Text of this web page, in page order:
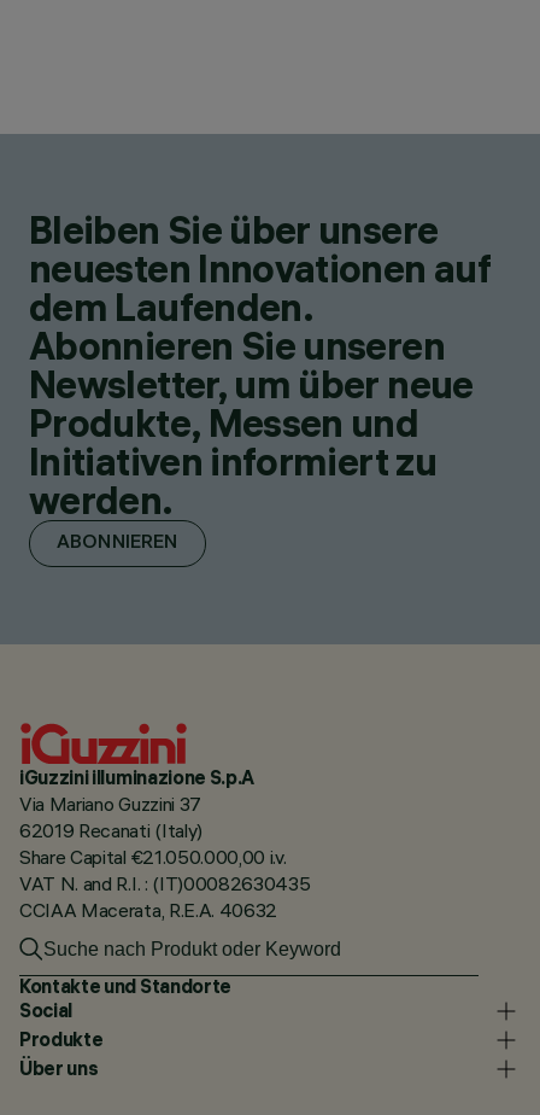
Bleiben Sie über unsere
neuesten Innovationen auf
dem Laufenden.
Abonnieren Sie unseren
Newsletter, um über neue
Produkte, Messen und
Initiativen informiert zu
werden.
ABONNIEREN
iGuzzini illuminazione S.p.A
Via Mariano Guzzini 37
62019 Recanati (Italy)
Share Capital €21.050.000,00 i.v.
VAT N. and R.I. : (IT)00082630435
CCIAA Macerata, R.E.A. 40632
Kontakte und Standorte
Social
Produkte
Über uns